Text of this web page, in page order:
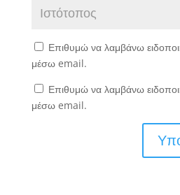
Επιθυμώ να λαμβάνω
μέσω email.
Επιθυμώ να λαμβάνω
μέσω email.